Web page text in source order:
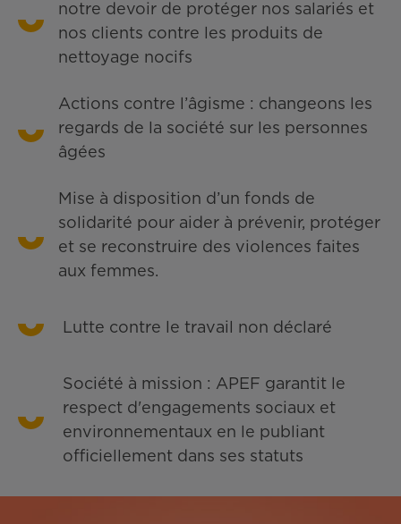
notre devoir de protéger nos salariés et
nos clients contre les produits de
nettoyage nocifs
Actions contre l’âgisme : changeons les
regards de la société sur les personnes
âgées
Mise à disposition d’un fonds de
solidarité pour aider à prévenir, protéger
et se reconstruire des violences faites
aux femmes.
Lutte contre le travail non déclaré
Société à mission : APEF garantit le
respect d'engagements sociaux et
environnementaux en le publiant
officiellement dans ses statuts